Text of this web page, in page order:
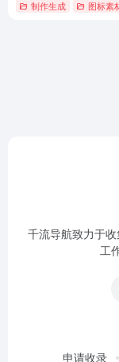
制作生成 图标素
千流导航致力于
工
申请收录